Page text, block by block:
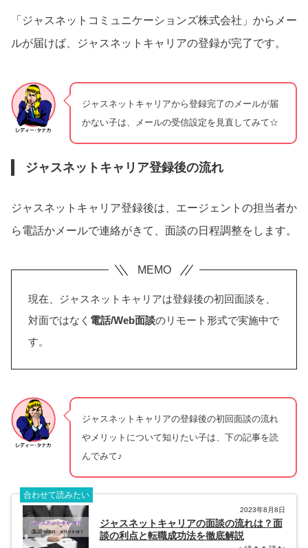
「ジャスネットコミュニケーションズ株式会社」からメー
ルが届けば、ジャスネットキャリアの登録が完了です。
ジャスネットキャリアから登録完了のメールが届
かない子は、メールの受信設定を見直してみて☆
ジャスネットキャリア登録後の流れ
ジャスネットキャリア登録後は、エージェントの担当者か
ら電話かメールで連絡がきて、面談の日程調整をします。
現在、ジャスネットキャリアは登録後の初回面談を、
対面ではなく 電話/Web面談のリモート形式で実施中で
す。
ジャスネットキャリアの登録後の初回面談の流れ
やメリットについて知りたい子は、下の記事を読
んでみて♪
合わせて読みたい
2023年8月8日
ジャスネットキャリアの面談の流れは？面
談の利点と転職成功法を徹底解説